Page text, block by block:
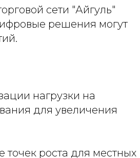
сети "Айгуль"
решения могут
нагрузки на
для увеличения
роста для местных